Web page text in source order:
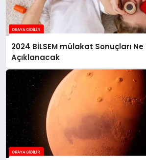
2024 BİLSEM mülakat Sonuçları Ne Zaman
Açıklanacak